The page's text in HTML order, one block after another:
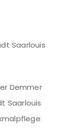
Saarlouis
Demmer
Saarlouis